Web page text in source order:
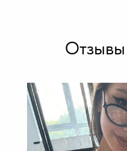
Отзывы